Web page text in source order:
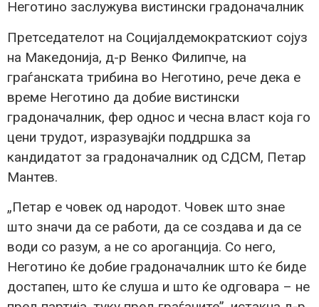
Неготино заслужува вистински градоначалник
Претседателот на Социјалдемократскиот сојуз
на Македонија, д-р Венко Филипче, на
граѓанската трибина во Неготино, рече дека е
време Неготино да добие вистински
градоначалник, фер однос и чесна власт која го
цени трудот, изразувајќи поддршка за
кандидатот за градоначалник од СДСМ, Петар
Мантев.
„Петар е човек од народот. Човек што знае
што значи да се работи, да се создава и да се
води со разум, а не со ароганција. Со него,
Неготино ќе добие градоначалник што ќе биде
достапен, што ќе слуша и што ќе одговара – не